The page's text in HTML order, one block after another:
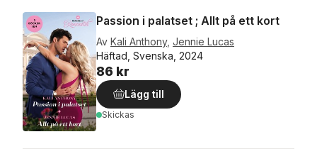
Passion i palatset ; Allt på ett kort
Av Kali Anthony, Jennie Lucas
Häftad, Svenska, 2024
86 kr
Lägg till
Skickas